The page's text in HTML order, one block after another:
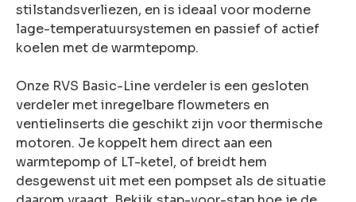
stilstandsverliezen, en is ideaal voor moderne
lage-temperatuursystemen en passief of actief
koelen met de warmtepomp.
Onze RVS Basic-Line verdeler is een gesloten
verdeler met inregelbare flowmeters en
ventielinserts die geschikt zijn voor thermische
motoren. Je koppelt hem direct aan een
warmtepomp of LT-ketel, of breidt hem
desgewenst uit met een pompset als de situatie